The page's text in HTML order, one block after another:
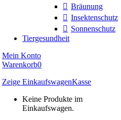
Bräunung
Insektenschutz
Sonnenschutz
Tiergesundheit
Mein Konto
Warenkorb0
Zeige EinkaufswagenKasse
Keine Produkte im
Einkaufswagen.